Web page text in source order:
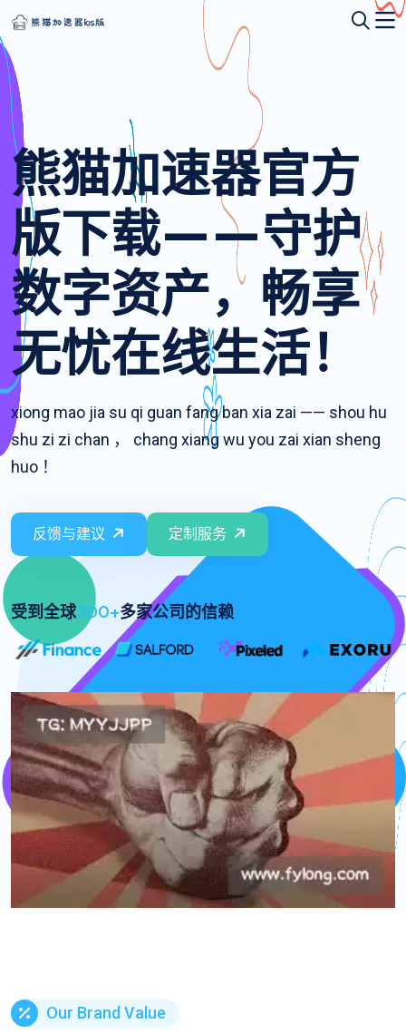
熊猫加速器官方
版下载——守护
数字资产，畅享
无忧在线生活！
xiong mao jia su qi guan fang ban xia zai —— shou hu
shu zi zi chan ， chang xiang wu you zai xian sheng
huo ！
反馈与建议 定制服务
受到全球300+多家公司的信赖
Our Brand Value